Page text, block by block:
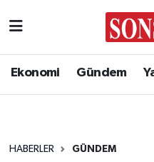
Ekonomi Gündem
HABERLER GÜNDEM